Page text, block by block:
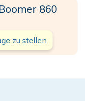
860
zu stellen